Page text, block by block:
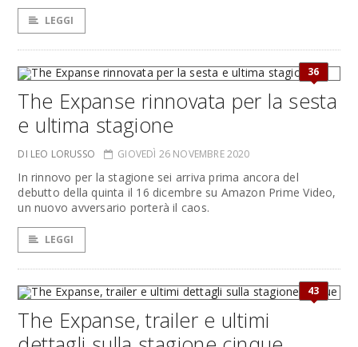
LEGGI
36
The Expanse rinnovata per la sesta
e ultima stagione
DI LEO LORUSSO GIOVEDÌ 26 NOVEMBRE 2020
In rinnovo per la stagione sei arriva prima ancora del
debutto della quinta il 16 dicembre su Amazon Prime Video,
un nuovo avversario porterà il caos.
LEGGI
43
The Expanse, trailer e ultimi